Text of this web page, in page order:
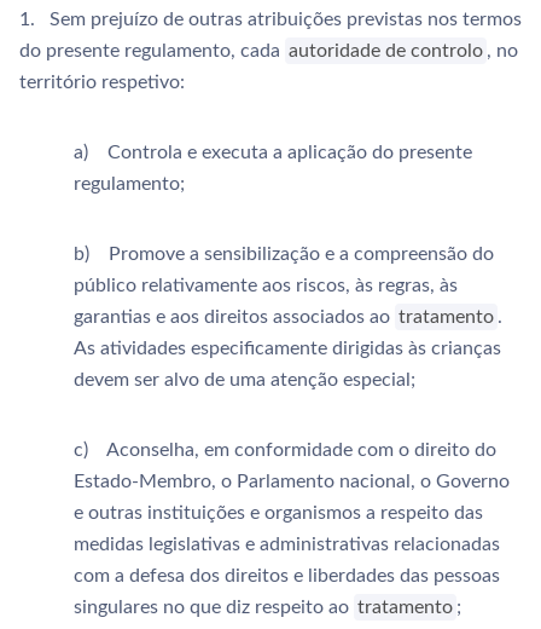
1. Sem prejuízo de outras atribuições previstas nos termos
do presente regulamento, cada autoridade de controlo , no
território respetivo:
a) Controla e executa a aplicação do presente
regulamento;
b) Promove a sensibilização e a compreensão do
público relativamente aos riscos, às regras, às
garantias e aos direitos associados ao tratamento .
As atividades especificamente dirigidas às crianças
devem ser alvo de uma atenção especial;
c) Aconselha, em conformidade com o direito do
Estado-Membro, o Parlamento nacional, o Governo
e outras instituições e organismos a respeito das
medidas legislativas e administrativas relacionadas
com a defesa dos direitos e liberdades das pessoas
singulares no que diz respeito ao tratamento ;